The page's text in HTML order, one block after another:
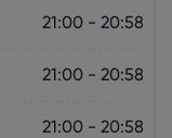
21:00 - 20:58
21:00 - 20:58
21:00 - 20:58